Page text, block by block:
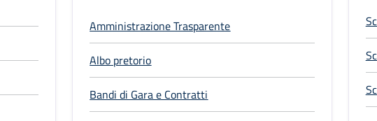
Amministrazione Trasparente
Albo pretorio
Bandi di Gara e Contratti